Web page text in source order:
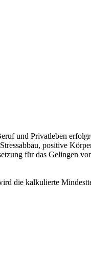
und Privatleben
positive
für das Gelingen
die kalkulierte